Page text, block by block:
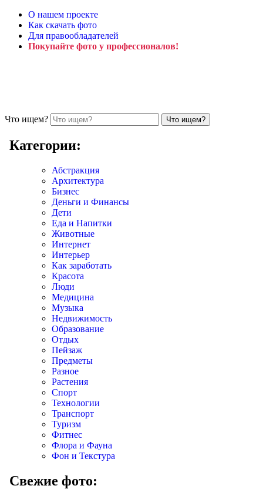
О нашем проекте
Как скачать фото
Для правообладателей
Покупайте фото у профессионалов!
Что ищем?
Категории:
Абстракция
Архитектура
Бизнес
Деньги и Финансы
Дети
Еда и Напитки
Животные
Интернет
Интерьер
Как заработать
Красота
Люди
Медицина
Музыка
Недвижимость
Образование
Отдых
Пейзаж
Предметы
Разное
Растения
Спорт
Технологии
Транспорт
Туризм
Фитнес
Флора и Фауна
Фон и Текстура
Свежие фото: